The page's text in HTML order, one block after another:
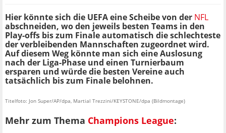
Hier könnte sich die UEFA eine Scheibe von der NFL
abschneiden, wo den jeweils besten Teams in den
Play-offs bis zum Finale automatisch die schlechteste
der verbleibenden Mannschaften zugeordnet wird.
Auf diesem Weg könnte man sich eine Auslosung
nach der Liga-Phase und einen Turnierbaum
ersparen und würde die besten Vereine auch
tatsächlich bis zum Finale belohnen.
Titelfoto: Jon Super/AP/dpa, Martial Trezzini/KEYSTONE/dpa (Bildmontage)
Mehr zum Thema Champions League: